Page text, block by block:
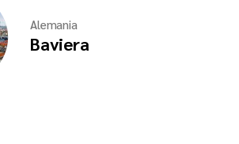
Alemania
Baviera